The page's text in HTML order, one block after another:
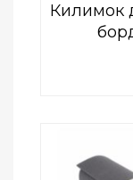
Килимок